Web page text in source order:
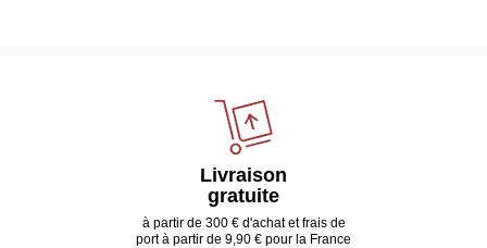
Livraison
gratuite
à partir de 300 € d'achat et frais de
port à partir de 9,90 € pour la France